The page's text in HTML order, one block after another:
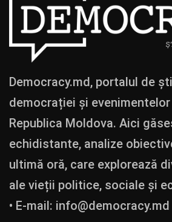
Democracy.md, portalul de
democrației și
Republica Moldova. Aici
echidistante, analize
ultimă oră, care explorează
ale vieții politice, sociale și
• E-mail: info@democracy.md